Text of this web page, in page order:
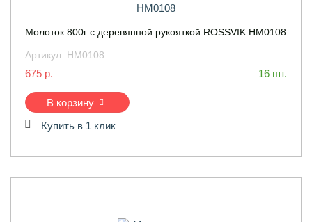
Молоток 800г с деревянной рукояткой ROSSVIK HM0108
Артикул: HM0108
675 р. 16 шт.
В корзину
Купить в 1 клик